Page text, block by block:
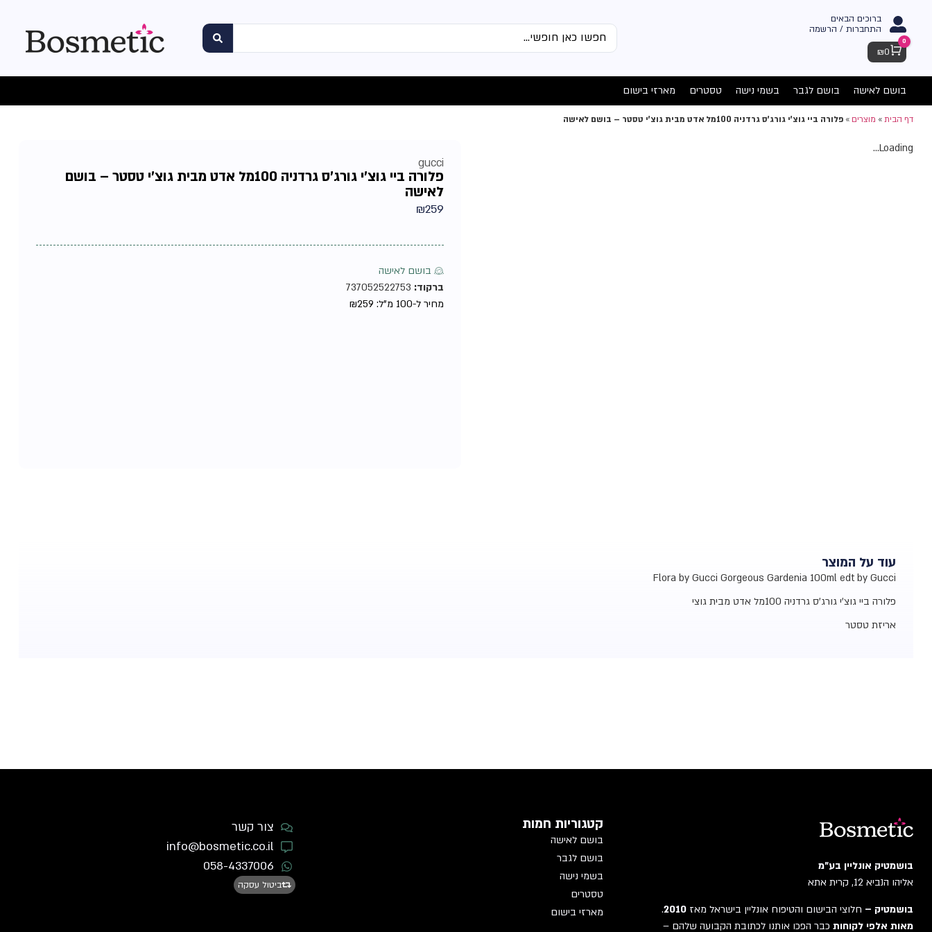
ברוכים הבאים
התחברות / הרשמה
Cart
0
₪0
בושם לאישה בושם לגבר בשמי נישה טסטרים מארזי בישום
דף הבית» מוצרים» פלורה ביי גוצ'י גורג'ס גרדניה 100מל אדט מבית גוצ'י טסטר – בושם לאישה
Loading...
gucci
פלורה ביי גוצ'י גורג'ס גרדניה 100מל אדט מבית גוצ'י טסטר – בושם
לאישה
₪259
♀ בושם לאישה
ברקוד:
מחיר ל-100 מ"ל:
₪259
עוד על המוצר
Flora by Gucci Gorgeous Gardenia 100ml edt by Gucci
פלורה ביי גוצ'י גורג'ס גרדניה 100מל אדט מבית גוצי
אריזת טסטר
בושמטיק אונליין בע"מ
אליהו הנביא 12, קרית אתא
בושמטיק – חלוצי הבישום והטיפוח אונליין בישראל מאז 2010
.
מאות אלפי לקוחות כבר הפכו אותנו לכתובת הקבועה שלהם –
קטגוריות חמות
בושם לאישה
בושם לגבר
בשמי נישה
טסטרים
מארזי בישום
צור קשר
info@bosmetic.co.il
058-4337006
ביטול עסקה